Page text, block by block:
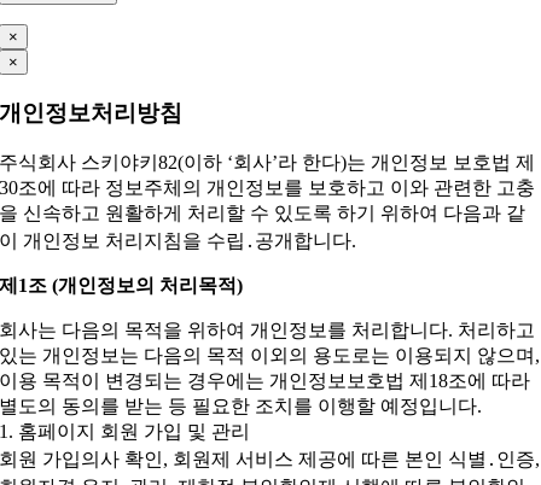
×
×
개인정보처리방침
주식회사 스키야키82(이하 ‘회사’라 한다)는 개인정보 보호법 제
30조에 따라 정보주체의 개인정보를 보호하고 이와 관련한 고충
을 신속하고 원활하게 처리할 수 있도록 하기 위하여 다음과 같
이 개인정보 처리지침을 수립․공개합니다.
제1조 (개인정보의 처리목적)
회사는 다음의 목적을 위하여 개인정보를 처리합니다. 처리하고
있는 개인정보는 다음의 목적 이외의 용도로는 이용되지 않으며,
이용 목적이 변경되는 경우에는 개인정보보호법 제18조에 따라
별도의 동의를 받는 등 필요한 조치를 이행할 예정입니다.
1. 홈페이지 회원 가입 및 관리
회원 가입의사 확인, 회원제 서비스 제공에 따른 본인 식별․인증,